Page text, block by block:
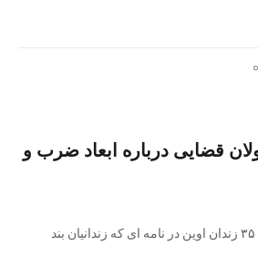
قضایی درباره ابعاد ضرب و
با آن که ابعاد حمله به بند ۳۵۰ زندان اوین در نامه ای که زندانیان بند